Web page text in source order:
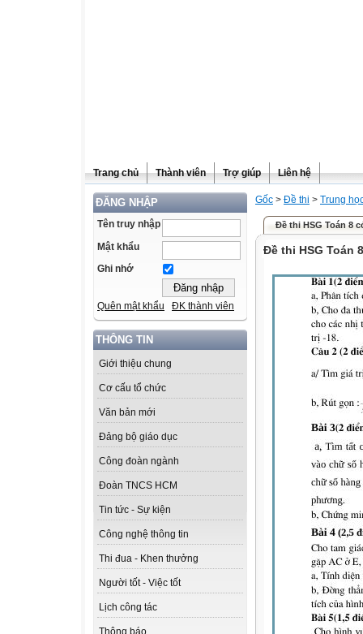
Trang chủ Thành viên Trợ giúp Liên hệ
ĐĂNG NHẬP
Tên truy nhập
Mật khẩu
Ghi nhớ
Quên mật khẩu ĐK thành viên
THÔNG TIN
Giới thiệu chung
Cơ cấu tổ chức
Văn bản mới
Đảng bộ giáo dục
Công đoàn ngành
Đoàn TNCS HCM
Tin tức - Sự kiện
Công nghệ thông tin
Thi đua - Khen thưởng
Người tốt - Việc tốt
Lịch công tác
Thông báo
Gốc > Đề thi > Trung
Đề thi HSG Toán 8
Đề thi HSG Toán